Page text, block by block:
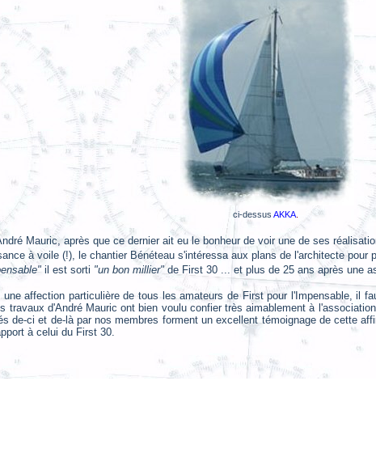
ci-dessus AKKA.
Mauric, après que ce dernier ait eu le bonheur de voir une de ses
à voile (!), le chantier Bénéteau s'intéressa aux plans de l'architecte
il est sorti "un bon millier"de First 30 ... et plus de 25 ans après une
affection particulière de tous les amateurs de First pour l'Impensable, il
travaux d'André Mauric ont bien voulu confier très aimablement à
de-ci et de-là par nos membres forment un excellent témoignage de cette
à celui du First 30.